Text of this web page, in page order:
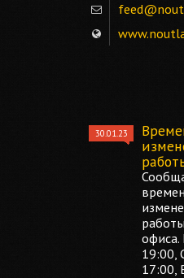
30.01.23
19:00,
17:00,